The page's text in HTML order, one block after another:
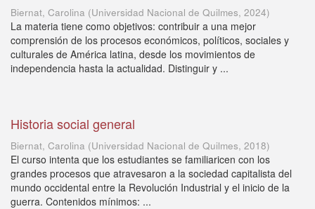
Biernat, Carolina (Universidad Nacional de Quilmes, 2024)
La materia tiene como objetivos: contribuir a una mejor
comprensión de los procesos económicos, políticos, sociales y
culturales de América latina, desde los movimientos de
independencia hasta la actualidad. Distinguir y ...
Historia social general
Biernat, Carolina (Universidad Nacional de Quilmes, 2018)
El curso intenta que los estudiantes se familiaricen con los
grandes procesos que atravesaron a la sociedad capitalista del
mundo occidental entre la Revolución Industrial y el inicio de la
guerra. Contenidos mínimos: ...